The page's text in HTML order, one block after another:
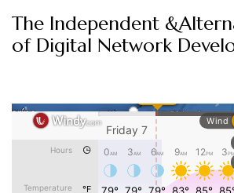
The Independent
of Digital Network